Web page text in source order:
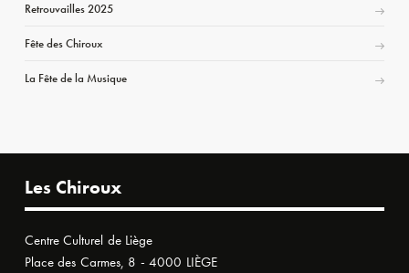
Retrouvailles 2025
Fête des Chiroux
La Fête de la Musique
Les Chiroux
Centre Culturel de Liège
Place des Carmes, 8 - 4000 LIÈGE